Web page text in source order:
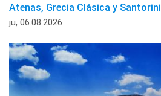
Atenas, Grecia Clásica y Santorini
ju, 06.08.2026